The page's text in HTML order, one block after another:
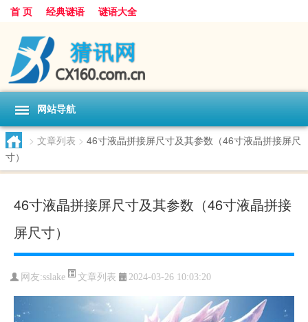
首 页 经典谜语 谜语大全
网站导航
> 文章列表 > 46寸液晶拼接屏尺寸及其参数（46寸液晶拼接屏尺
寸）
46寸液晶拼接屏尺寸及其参数（46寸液晶拼接
屏尺寸）
网友:sslake 文章列表 2024-03-26 10:03:20